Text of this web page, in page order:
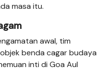
masa itu.
awal, tim
benda cagar budaya
inti di Goa Aul